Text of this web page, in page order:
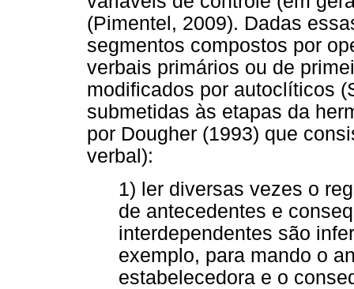
(Pimentel, 2009). Dadas
segmentos compostos por
verbais primários ou de
modificados por autoclíticos
submetidas às etapas da
por Dougher (1993) que
verbal):
1) ler diversas vezes o
de antecedentes e
interdependentes são
exemplo, para mando o
estabelecedora e o